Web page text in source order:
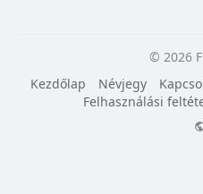
© 2026
Kezdőlap
Névjegy
Felhasználási